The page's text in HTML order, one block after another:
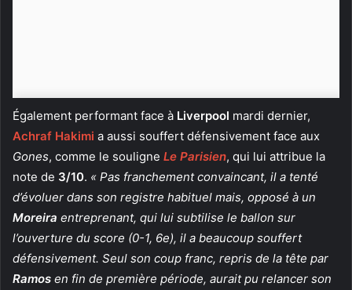
Également performant face à Liverpool mardi dernier,
Achraf Hakimi a aussi souffert défensivement face aux
Gones, comme le souligne Le Parisien, qui lui attribue la
note de 3/10. « Pas franchement convaincant, il a tenté
d’évoluer dans son registre habituel mais, opposé à un
Moreira entreprenant, qui lui subtilise le ballon sur
l’ouverture du score (0-1, 6e), il a beaucoup souffert
défensivement. Seul son coup franc, repris de la tête par
Ramos en fin de première période, aurait pu relancer son